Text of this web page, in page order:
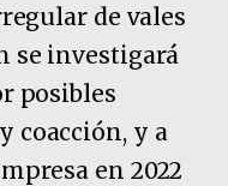
de vales
se investigará
posibles
coacción, y a
en 2022